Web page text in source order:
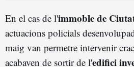
En el cas de l'immoble de
actuacions policials
maig van permetre intervenir
acabaven de sortir de l'edifici